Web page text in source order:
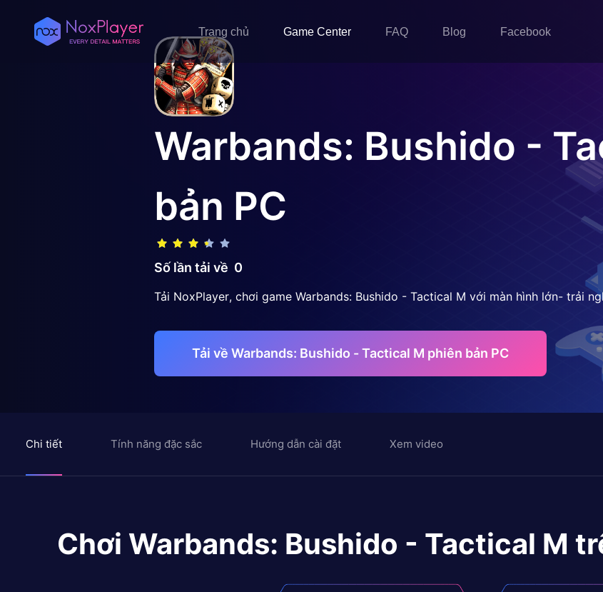
Trang chủ Game Center FAQ Blog Facebook
Warbands: Bushido -
bản PC
Số lần tải về 0
Tải NoxPlayer, chơi game Warbands: Bushido - Tactical M với màn hình lớn- trải
Tải về Warbands: Bushido - Tactical M phiên bản PC
Chi tiết Tính năng đặc sắc Hướng dẫn cài đặt Xem video
Chơi Warbands: Bushido - Tactical M